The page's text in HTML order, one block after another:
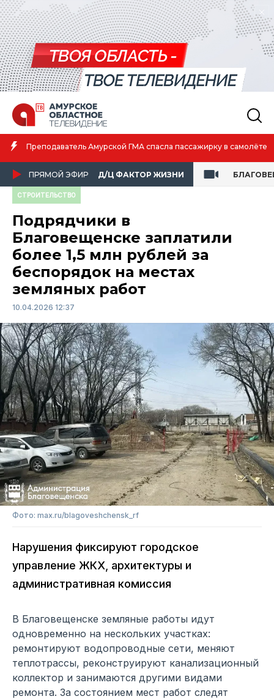
Преподаватель Амурской ГМА спасла пассажирку в самолёте
ПРЯМОЙ ЭФИР Д/Ц ФАКТОР ЖИЗНИ
СТРОИТЕЛЬСТВО
Подрядчики в
Благовещенске заплатили
более 1,5 млн рублей за
беспорядок на местах
земляных работ
10.04.2026 12:37
Фото: max.ru/blagoveshchensk_rf
Нарушения фиксируют городское
управление ЖКХ, архитектуры и
административная комиссия
В Благовещенске земляные работы идут
одновременно на нескольких участках:
ремонтируют водопроводные сети, меняют
теплотрассы, реконструируют канализационный
коллектор и занимаются другими видами
ремонта. За состоянием мест работ следят